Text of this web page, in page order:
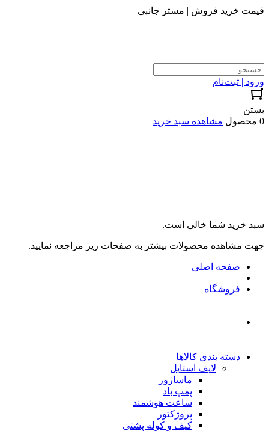
قیمت خرید فروش | مستر جانبی
ورود | ثبت‌نام
بستن
0 محصول
مشاهده سبد خرید
سبد خرید شما خالی است.
جهت مشاهده محصولات بیشتر به صفحات زیر مراجعه نمایید.
صفحه اصلی
فروشگاه
دسته بندی کالاها
لایف استایل
ماساژور
پمپ باد
ساعت هوشمند
پروژکتور
کیف و کوله پشتی